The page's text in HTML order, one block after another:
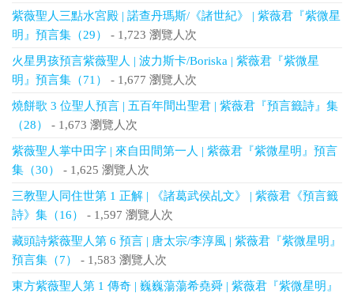
紫薇聖人三點水宮殿 | 諾查丹瑪斯/《諸世紀》 | 紫薇君『紫微星
明』預言集（29）
- 1,723 瀏覽人次
火星男孩預言紫薇聖人 | 波力斯卡/Boriska | 紫薇君『紫微星
明』預言集（71）
- 1,677 瀏覽人次
燒餅歌 3 位聖人預言 | 五百年間出聖君 | 紫薇君『預言籤詩』集
（28）
- 1,673 瀏覽人次
紫薇聖人掌中田字 | 來自田間第一人 | 紫薇君『紫微星明』預言
集（30）
- 1,625 瀏覽人次
三教聖人同住世第 1 正解 | 《諸葛武侯乩文》 | 紫薇君《預言籤
詩》集（16）
- 1,597 瀏覽人次
藏頭詩紫薇聖人第 6 預言 | 唐太宗/李淳風 | 紫薇君『紫微星明』
預言集（7）
- 1,583 瀏覽人次
東方紫薇聖人第 1 傳奇 | 巍巍蕩蕩希堯舜 | 紫薇君『紫微星明』